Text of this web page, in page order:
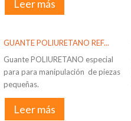
Leer más
GUANTE POLIURETANO REF...
Guante POLIURETANO especial
para para manipulación de piezas
pequeñas.
Leer más